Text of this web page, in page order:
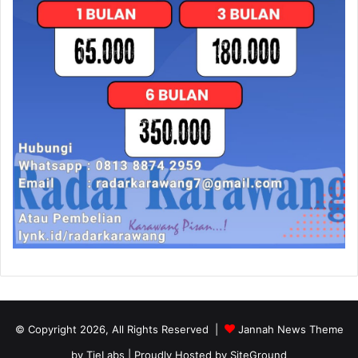
© Copyright 2026, All Rights Reserved |
Jannah News Theme
by TieLabs | Proudly Hosted by SiteGround